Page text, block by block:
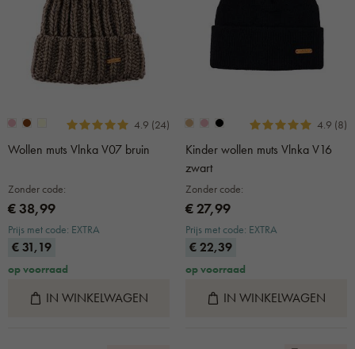
4.9 (24)
Wollen muts Vlnka V07 bruin
Zonder code:
€ 38,99
Prijs met code: EXTRA
€ 31,19
op voorraad
IN WINKELWAGEN
4.9 (8)
Kinder wollen muts Vlnka V16
zwart
Zonder code:
€ 27,99
Prijs met code: EXTRA
€ 22,39
op voorraad
IN WINKELWAGEN